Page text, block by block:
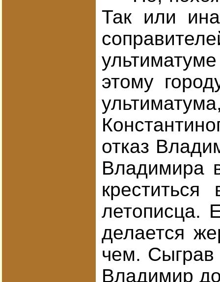
Так или
этому
отказ
Владимира
летописца.
делается
чем. Сыграв
Владимир